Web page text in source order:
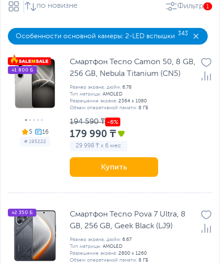
по новизне Фильтр 1
Особенности основной камеры: 2-LED вспышки 343
5
# 195222
+1 800 Б
Смартфон Tecno Camon 50, 8 GB,
256 GB, Nebula Titanium (CN5)
Размер экрана, дюйм: 6.78
Тип матрицы: AMOLED
Разрешение экрана: 2364 x 1080
Объем оперативной памяти: 8 ГБ
194 590 ₸
179 990 ₸
29 998 ₸ x 6 мес
Купить
+2 350 Б
Смартфон Tecno Pova 7 Ultra, 8
GB, 256 GB, Geek Black (LJ9)
Размер экрана, дюйм: 6.67
Тип матрицы: AMOLED
Разрешение экрана: 2800 x 1260
Объем оперативной памяти: 8 ГБ